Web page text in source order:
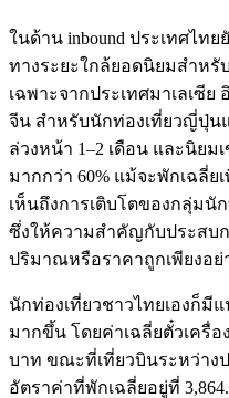
ในด้าน inbound ประเทศไท
ทางระยะใกล้ยอดนิยมสำห
เฉพาะจากประเทศมาเลเซีย
จีน สำหรับนักท่องเที่ยวญี่ปุ่น
ล่วงหน้า 1–2 เดือน และนิยม
มากกว่า 60% แม้จะพักเฉลี่ย
เห็นถึงการเติบโตของกลุ่ม
ซึ่งให้ความสำคัญกับประสบ
ปริมาณหรือราคาถูกเพียงอย่
นักท่องเที่ยวชาวไทยเองก็
มากขึ้น โดยค่าเฉลี่ยตั๋วเครื่อ
บาท ขณะที่เที่ยวบินระหว่างป
อัตราค่าที่พักเฉลี่ยอยู่ที่